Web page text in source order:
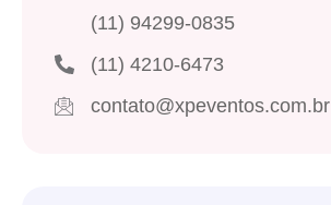
(11) 94299-0835
(11) 4210-6473
contato@xpeventos.com.br